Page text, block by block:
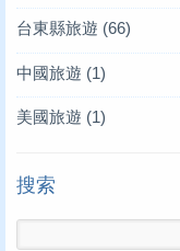
台東縣旅遊 (66)
中國旅遊 (1)
美國旅遊 (1)
搜索